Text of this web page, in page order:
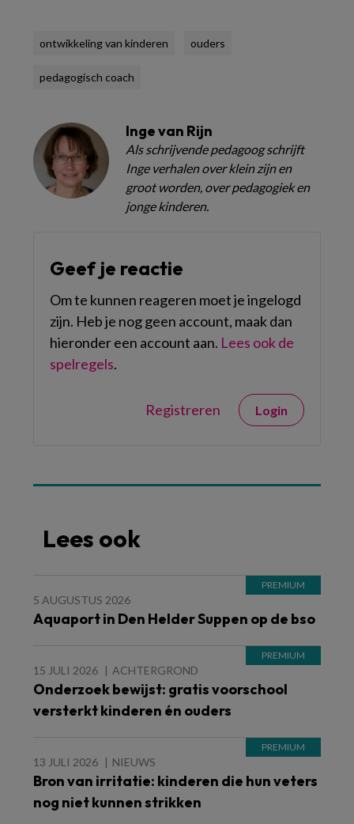
ontwikkeling van kinderen ouders
pedagogisch coach
Inge van Rijn
Als schrijvende pedagoog schrijft
Inge verhalen over klein zijn en
groot worden, over pedagogiek en
jonge kinderen.
Geef je reactie
Om te kunnen reageren moet je ingelogd
zijn. Heb je nog geen account, maak dan
hieronder een account aan. Lees ook de
spelregels.
Registreren Login
Lees ook
5 AUGUSTUS 2026
Aquaport in Den Helder Suppen op de bso
15 JULI 2026 ACHTERGROND
Onderzoek bewijst: gratis voorschool
versterkt kinderen én ouders
13 JULI 2026 NIEUWS
Bron van irritatie: kinderen die hun veters
nog niet kunnen strikken